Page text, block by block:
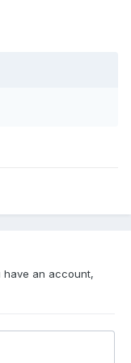
have an account,